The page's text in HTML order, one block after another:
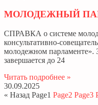
МОЛОДЕЖНЫЙ
СПРАВКА о системе
консультативно-
молодежном
завершается до 24
Читать подробнее »
30.09.2025
« Назад Page1 Page2 Page3